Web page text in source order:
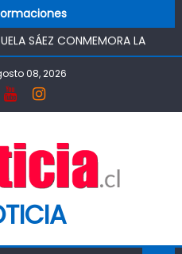
SÁEZ CONMEMORA LA
MATERNA
PERMITIRÁ LA
SSR CALIFORNIA Y
GIRA POR CINCO
EFECTOS DEL SISTEMA
AGRÍCOLA
ALTERNATIVA
08, 2026